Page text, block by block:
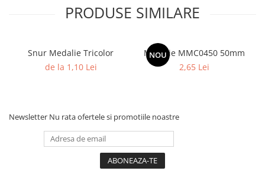
PRODUSE SIMILARE
Snur Medalie Tricolor
de la 1,10 Lei
NOU
Medalie MMC0450 50mm
2,65 Lei
Newsletter Nu rata ofertele si promotiile noastre